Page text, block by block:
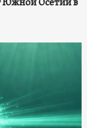
Южной Осетии в